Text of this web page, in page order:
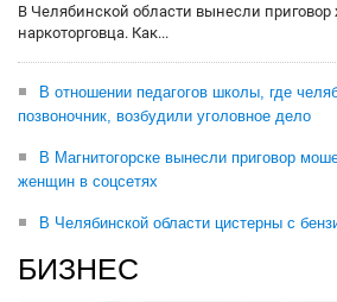
В Челябинской области вынесли
наркоторговца. Как...
В отношении педагогов школы, где
позвоночник, возбудили уголовное дело
В Магнитогорске вынесли приговор
женщин в соцсетях
В Челябинской области цистерны с
БИЗНЕС